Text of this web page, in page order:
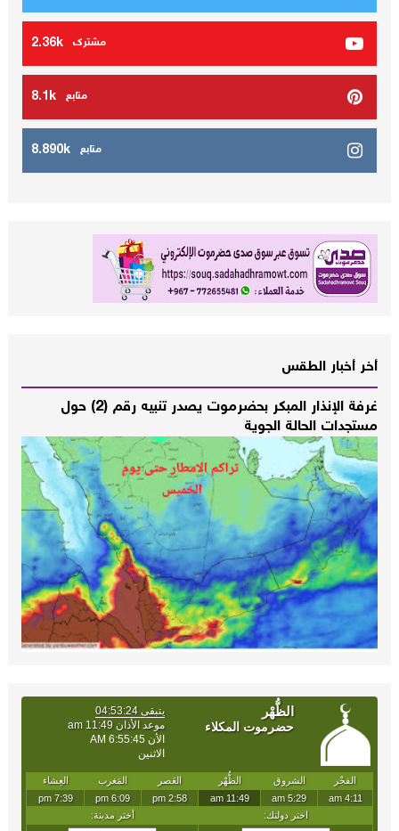
2.36k مشترك
8.1k متابع
8.890k متابع
أخر أخبار الطقس
غرفة الإنذار المبكر بحضرموت يصدر تنبيه رقم (2) حول
مستجدات الحالة الجوية